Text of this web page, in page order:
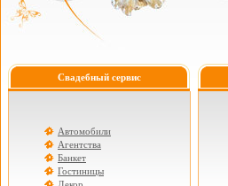
Свадебный сервис
Автомобили
Агентства
Банкет
Гостиницы